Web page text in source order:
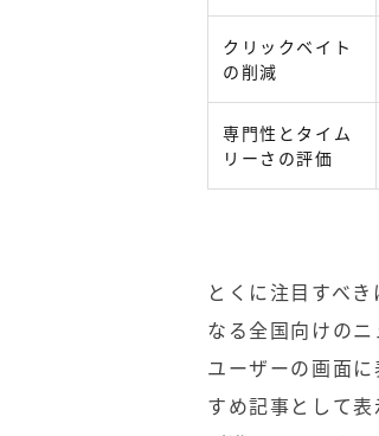
クリックベイト
の削減
専門性とタイム
リーさの評価
とくに注目すべ
なる全国向けの
ユーザーの画面
すめ記事として